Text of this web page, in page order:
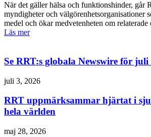
När det gäller hälsa och funktionshinder, går
myndigheter och välgörenhetsorganisationer
medel och ökar medvetenheten om relaterade
Läs mer
Se RRT:s globala Newswire för juli
juli 3, 2026
RRT uppmärksammar hjärtat i
hela världen
maj 28, 2026